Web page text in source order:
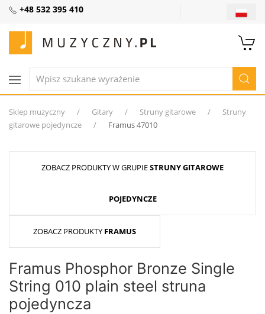
+48 532 395 410
Sklep muzyczny Gitary Struny gitarowe
Struny
gitarowe pojedyncze
Framus 47010
ZOBACZ PRODUKTY W GRUPIESTRUNY GITAROWE
POJEDYNCZE
ZOBACZ PRODUKTY FRAMUS
Framus Phosphor Bronze Single
String 010 plain steel struna
pojedyncza